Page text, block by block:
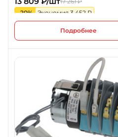
-20%
Экономия 3 452 ₽
Подробнее